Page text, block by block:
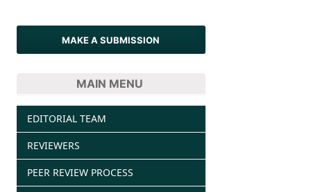
MAKE A SUBMISSION
MAIN MENU
EDITORIAL TEAM
REVIEWERS
PEER REVIEW PROCESS